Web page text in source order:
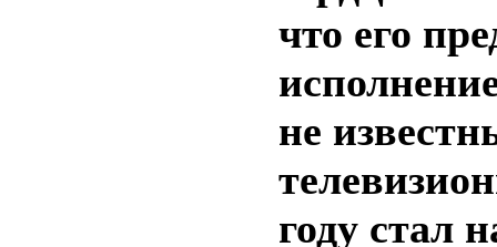
что его
не
году стал